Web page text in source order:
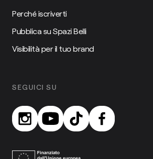
Perché iscriverti
Pubblica su Spazi Belli
Visibilità per il tuo brand
SEGUICI SU